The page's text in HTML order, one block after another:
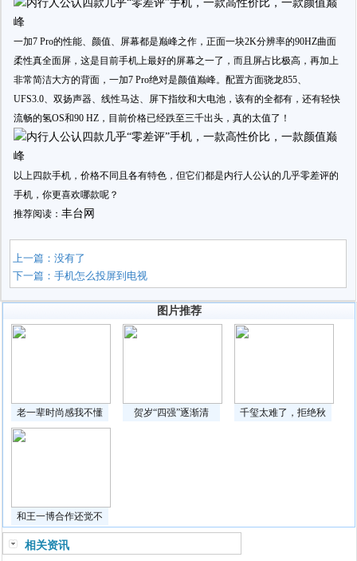
一加7 Pro的性能、颜值、屏幕都是巅峰之作，正面一块2K分辨率的90HZ曲面
柔性真全面屏，这是目前手机上最好的屏幕之一了，而且屏占比极高，再加上
非常简洁大方的背面，一加7 Pro绝对是颜值巅峰。配置方面骁龙855、
UFS3.0、双扬声器、线性马达、屏下指纹和大电池，该有的全都有，还有轻快
流畅的氢OS和90 HZ，目前价格已经跌至三千出头，真的太值了！
以上四款手机，价格不同且各有特色，但它们都是内行人公认的几乎零差评的
手机，你更喜欢哪款呢？
推荐阅读： 丰台网
上一篇：没有了
下一篇：手机怎么投屏到电视
图片推荐
老一辈时尚感我不懂 贺岁“四强”逐渐清 千玺太难了，拒绝秋
和王一博合作还觉不
相关资讯